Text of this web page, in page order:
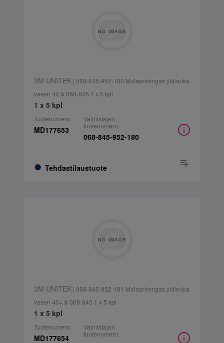
3M UNITEK| 068-845-952-180 Molaarirengas yläleuka
vasen 40 & 068-845 1 x 5 kpl
1 x 5 kpl
Tuotenumero:
MD177653
Tehdastilaustuote
Valmistajan
tuotenumero:
068-845-952-180
3M UNITEK| 068-845-952-181 Molaarirengas yläleuka
vasen 40+ & 068-845 1 x 5 kpl
1 x 5 kpl
Tuotenumero:
MD177654
Valmistajan
tuotenumero: